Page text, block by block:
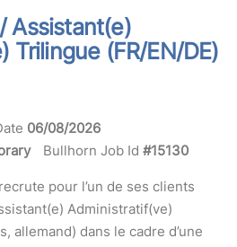
Assistant(e)
Trilingue (FR/EN/DE)
06/08/2026
Bullhorn Job Id #15130
pour l’un de ses clients
Administratif(ve)
allemand) dans le cadre d’une